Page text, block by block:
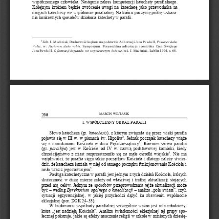
współczesnego  człowieka.  Następnie  zakres  kompetencji  katechety  parafialnego.
Kolejnym  krokiem  będzie  zwrócenie  uwagi  na  katechetę
  jako  przewodnika  na
drogach katechezy we wspólnocie parafialnej. Na końcu poczynię próbę wskaza-
nia konkretnych sposobów działania katechety w parafii.
1 Zob. J. Machniak, Duchowość kapłana na podstawie Adhortacji Jana Pawła II, Pastores dabo
Vobis ,  w: Pastorem  dabo  vobis.  Sympozjum.  Posynodalna  adhortacja  apostolska  Ojca Świętego
Jana Pawła II, O formacji kapłanów we współczesnym świecie , red. J. Machniak, Lublin 1994, s. 68.
MARCIN WOJTASIK
266
1. WSPÓŁCZESNY OBRAZ PARAFII
Słowo  katecheza  (gr. katechesis),  z  którym  związała  się
  przez  wi
eki  parafia
pojawia  się
  w  III  w.  w  pism
ach św.  Hipolita2 .  Jednak  początek  katechezy
  wi
ąże
się
  z
narodzinami  Kościoła  w dniu  Pięćdziesiątnicy3 .  Również słowo  parafia
(gr. paroikija)  jest  w  Kościele  od  IV  w.  nazwą
  podstawowej  kom
órki,  kiedy
chrześcijaństwo  z miast  rozprzestrzeniło  się
  na
małe  ośrodki  wiejskie4
.  Nie  ma
wątpliwości, że  parafia  sięga  także  początków  Kościoła  i  dlatego należy  stwier-
dzić, że katecheza istniała w niej od samego początku funkcjonowania Kościoła i
rosła wraz z jego rozwojem5
Posługa katechetyczna w parafii jest jednym z tych działań Kościoła, których
skuteczność
  w
dużej  mierze zależy  od  właściwej  i  trafnej  aktualizacji stojących
przed  nią
  celów.  Jedn
ym  ze  sposobów  przeprowadzania  tejże  aktualizacji może
być – według Dyrektorium ogólnego o katechizacji – analiza „pola świata”, czyli
sytuacji  egzystencjalnej,  w  jakiej  przychodzi  dążyć
  ku  zbawieniu  wspól
nocie
eklezjalnej (por. DOK 24–33).
W  budowaniu  wspólnoty  parafialnej  szczególnie  ważna  jest  rola  młodzieży,
która  „jest nadzieją
  Ko
ścioła”.  Analiza świadomości  eklezjalnej
  tej  grupy
  spo-
łecznej pokazuje, jakie są efekty nauczania religii w szkole w minionych dziesię-